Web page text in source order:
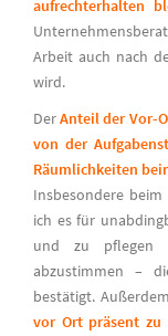
aufrechterhalten
Arbeit auch nach
wird.
DerAnteil der Vor-
von der
Räumlichkeiten
Insbesondere
ich es für
und zu pflegen
abzustimmen –
bestätigt.
vor Ort präsent zu